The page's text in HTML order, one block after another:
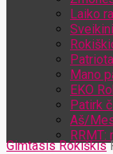
Laiko
Mano
EKO
Patirk
Aš/
Gimtasis Rokiškis